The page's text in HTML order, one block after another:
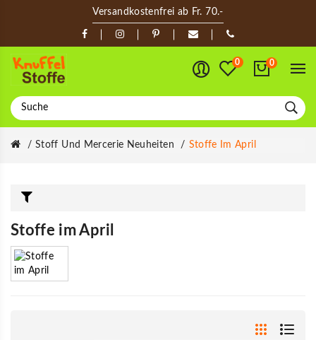
Versandkostenfrei ab Fr. 70.-
0 0
Stoff Und Mercerie Neuheiten Stoffe Im April
Stoffe im April